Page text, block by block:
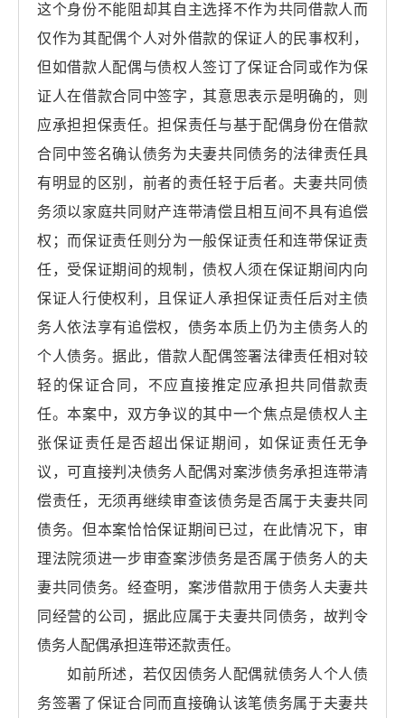
这个身份不能阻却其自主选择不作为共同借款人而
仅作为其配偶个人对外借款的保证人的民事权利，
但如借款人配偶与债权人签订了保证合同或作为保
证人在借款合同中签字，其意思表示是明确的，则
应承担担保责任。担保责任与基于配偶身份在借款
合同中签名确认债务为夫妻共同债务的法律责任具
有明显的区别，前者的责任轻于后者。夫妻共同债
务须以家庭共同财产连带清偿且相互间不具有追偿
权；而保证责任则分为一般保证责任和连带保证责
任，受保证期间的规制，债权人须在保证期间内向
保证人行使权利，且保证人承担保证责任后对主债
务人依法享有追偿权，债务本质上仍为主债务人的
个人债务。据此，借款人配偶签署法律责任相对较
轻的保证合同，不应直接推定应承担共同借款责
任。本案中，双方争议的其中一个焦点是债权人主
张保证责任是否超出保证期间，如保证责任无争
议，可直接判决债务人配偶对案涉债务承担连带清
偿责任，无须再继续审查该债务是否属于夫妻共同
债务。但本案恰恰保证期间已过，在此情况下，审
理法院须进一步审查案涉债务是否属于债务人的夫
妻共同债务。经查明，案涉借款用于债务人夫妻共
同经营的公司，据此应属于夫妻共同债务，故判令
债务人配偶承担连带还款责任。
如前所述，若仅因债务人配偶就债务人个人债
务签署了保证合同而直接确认该笔债务属于夫妻共